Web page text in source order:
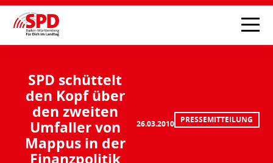
SPD schüttelt
den Kopf über
den zweiten
Umfaller von
Mappus in der
Finanzpolitik
26.03.2010 PRESSEMITTEILUNG